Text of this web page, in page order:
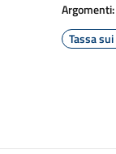
Argomenti:
Tassa